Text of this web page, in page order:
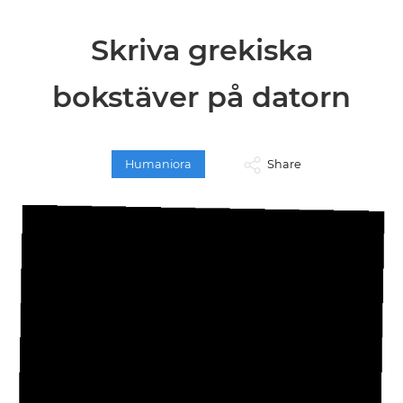
Skriva grekiska
bokstäver på datorn
Humaniora Share